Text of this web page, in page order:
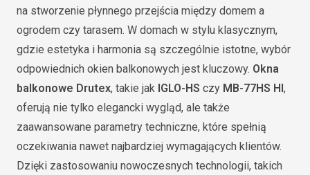
na stworzenie płynnego przejścia między domem a
ogrodem czy tarasem. W domach w stylu klasycznym,
gdzie estetyka i harmonia są szczególnie istotne, wybór
odpowiednich okien balkonowych jest kluczowy. Okna
balkonowe Drutex, takie jak IGLO-HS czy MB-77HS HI,
oferują nie tylko elegancki wygląd, ale także
zaawansowane parametry techniczne, które spełnią
oczekiwania nawet najbardziej wymagających klientów.
Dzięki zastosowaniu nowoczesnych technologii, takich